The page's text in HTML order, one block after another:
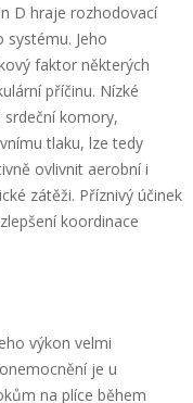
D hraje rozhodovací
systému. Jeho
faktor některých
příčinu. Nízké
srdeční komory,
tlaku, lze tedy
ovlivnit aerobní i
zátěži. Příznivý účinek
koordinace
výkon velmi
je u
na plíce během